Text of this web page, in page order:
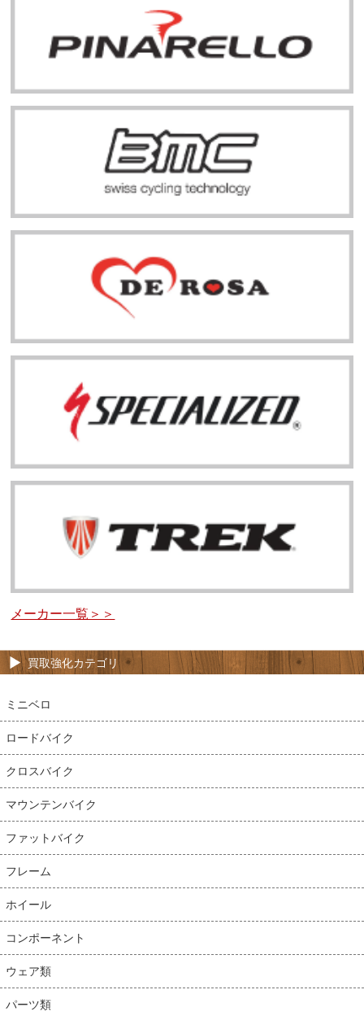
メーカー一覧＞＞
買取強化カテゴリ
ミニベロ
ロードバイク
クロスバイク
マウンテンバイク
ファットバイク
フレーム
ホイール
コンポーネント
ウェア類
パーツ類